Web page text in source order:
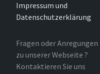
Impressum und
Datenschutzerklärung
Fragen oder Anregungen
zu unserer Webseite ?
Kontaktieren Sie uns